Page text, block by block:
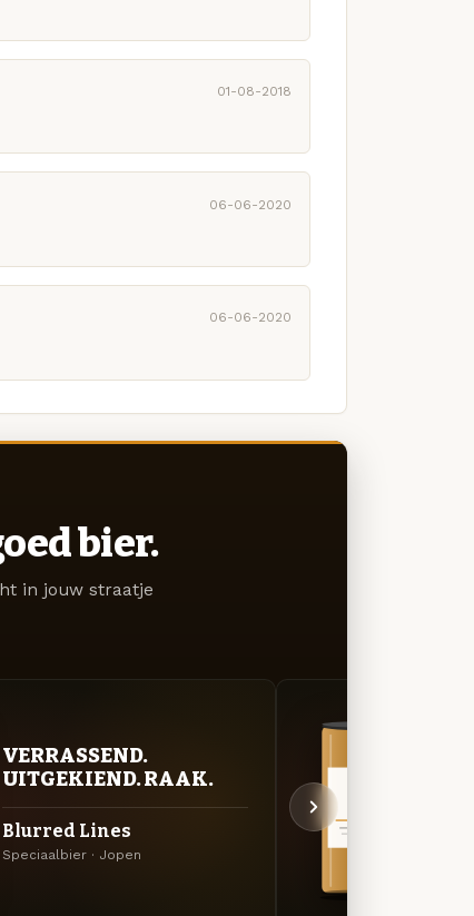
01-08-2018
06-06-2020
06-06-2020
bier.
in jouw straatje
VERRASSEND.
UITGEKIEND. RAAK.
Blurred Lines
Speciaalbier · Jopen